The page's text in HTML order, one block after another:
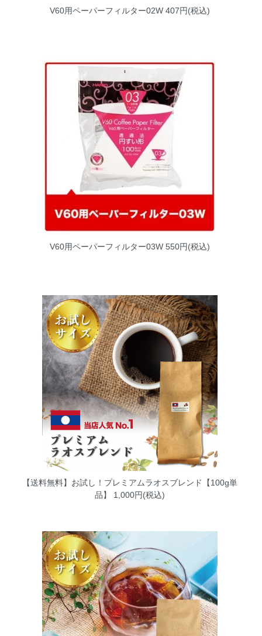
V60用ペーパーフィルター02W407円(税込)
V60用ペーパーフィルター03W550円(税込)
【送料無料】お試し！プレミアムラオスブレンド【100g単
品】
1,000円(税込)